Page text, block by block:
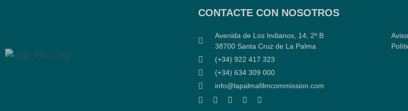
CONTACTE CON NOSOTROS
Avenida de Los Indianos, 14, 2º B
38700 Santa Cruz de La Palma
(+34) 922 417 323
(+34) 634 309 000
info@lapalmafilmcommission.com